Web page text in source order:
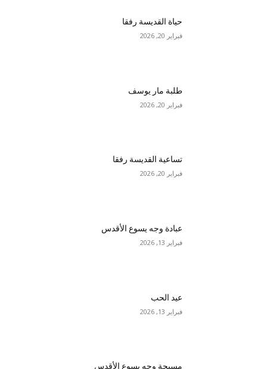
حياة القديسة رفقا
فبراير 20, 2026
طلبة مار يوسف
فبراير 20, 2026
تساعية القديسة رفقا
فبراير 20, 2026
عبادة وجه يسوع الأقدس
فبراير 13, 2026
عيد الحب
فبراير 13, 2026
مسبحة وجه يسوع الأقدس